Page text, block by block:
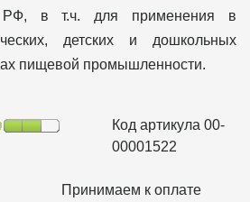
РФ, в т.ч. для применения в
детских и дошкольных
пищевой промышленности.
Код артикула 00-
00001522
Принимаем к оплате